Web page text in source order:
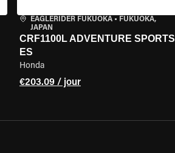
EAGLERIDER FUKUOKA• FUKUOKA,
JAPAN
CRF1100L ADVENTURE SPORTS
ES
Honda
€203.09 / jour